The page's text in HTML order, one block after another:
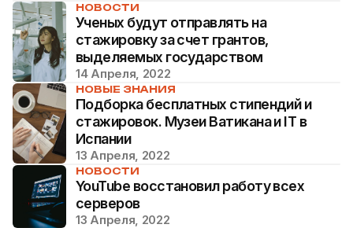
НОВОСТИ
Ученых будут отправлять на
стажировку за счет грантов,
выделяемых государством
14 Апреля, 2022
НОВЫЕ ЗНАНИЯ
Подборка бесплатных стипендий и
стажировок. Музеи Ватикана и IT в
Испании
13 Апреля, 2022
НОВОСТИ
YouTube восстановил работу всех
серверов
13 Апреля, 2022